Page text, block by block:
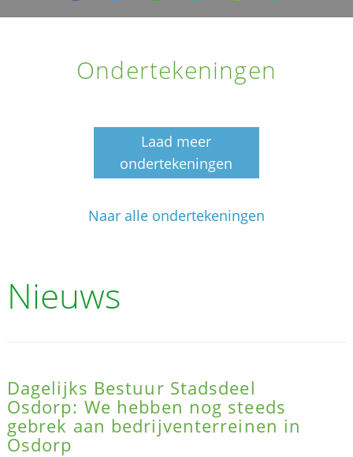
Ondertekeningen
Laad meer
ondertekeningen
Naar alle ondertekeningen
Nieuws
Dagelijks Bestuur Stadsdeel
Osdorp: We hebben nog steeds
gebrek aan bedrijventerreinen in
Osdorp